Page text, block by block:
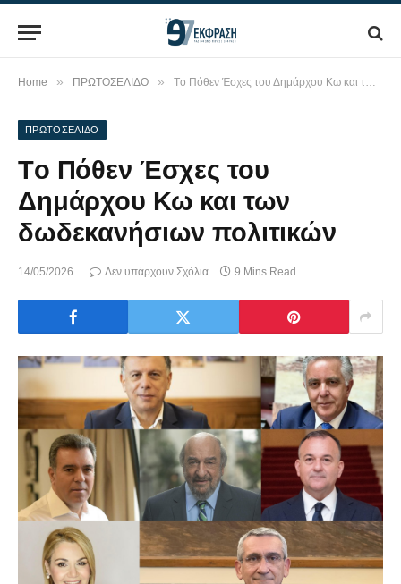
Home » ΠΡΩΤΟΣΕΛΙΔΟ » Τo Πόθεν Έσχες του Δημάρχου Κω και των δωδεκανήσιων πολιτικών
ΠΡΩΤΟΣΕΛΙΔΟ
Τo Πόθεν Έσχες του
Δημάρχου Κω και των
δωδεκανήσιων πολιτικών
14/05/2026 Δεν υπάρχουν Σχόλια 9 Mins Read